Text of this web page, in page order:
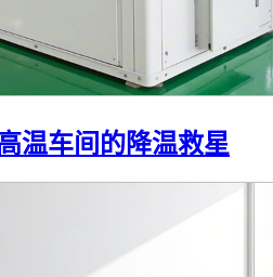
温车间的降温救星